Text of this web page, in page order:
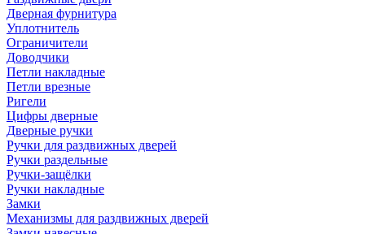
Дверная фурнитура
Уплотнитель
Ограничители
Доводчики
Петли накладные
Петли врезные
Ригели
Цифры дверные
Дверные ручки
Ручки для раздвижных дверей
Ручки раздельные
Ручки-защёлки
Ручки накладные
Замки
Механизмы для раздвижных дверей